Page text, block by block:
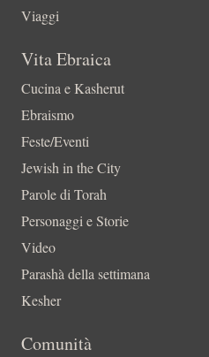
Viaggi
Vita Ebraica
Cucina e Kasherut
Ebraismo
Feste/Eventi
Jewish in the City
Parole di Torah
Personaggi e Storie
Video
Parashà della settimana
Kesher
Comunità